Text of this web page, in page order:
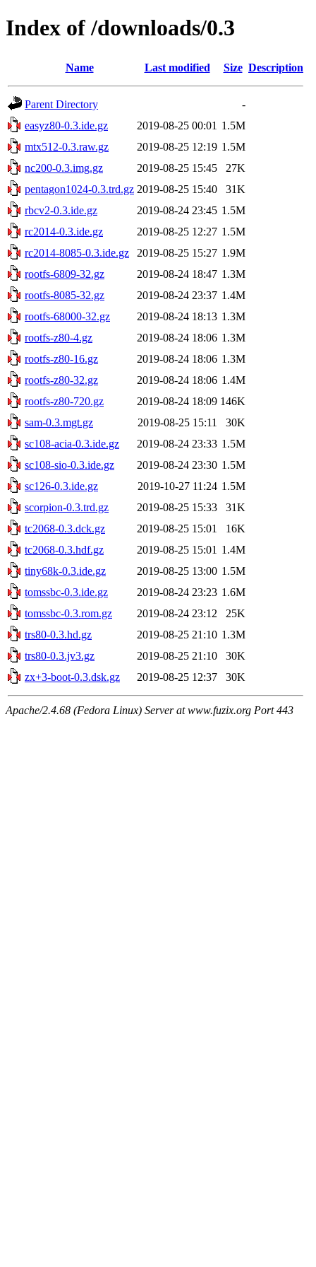
Index of /downloads/0.3
Name Last modified Size Description
Parent Directory
-
easyz80-0.3.ide.gz
2019-08-25 00:01 1.5M
mtx512-0.3.raw.gz
2019-08-25 12:19 1.5M
nc200-0.3.img.gz
2019-08-25 15:45
27K
pentagon1024-0.3.trd.gz 2019-08-25 15:40
31K
rbcv2-0.3.ide.gz
2019-08-24 23:45 1.5M
rc2014-0.3.ide.gz
2019-08-25 12:27 1.5M
rc2014-8085-0.3.ide.gz
2019-08-25 15:27 1.9M
rootfs-6809-32.gz
2019-08-24 18:47 1.3M
rootfs-8085-32.gz
2019-08-24 23:37 1.4M
rootfs-68000-32.gz
2019-08-24 18:13 1.3M
rootfs-z80-4.gz
2019-08-24 18:06 1.3M
rootfs-z80-16.gz
2019-08-24 18:06 1.3M
rootfs-z80-32.gz
2019-08-24 18:06 1.4M
rootfs-z80-720.gz
2019-08-24 18:09 146K
sam-0.3.mgt.gz
2019-08-25 15:11
30K
sc108-acia-0.3.ide.gz
2019-08-24 23:33 1.5M
sc108-sio-0.3.ide.gz
2019-08-24 23:30 1.5M
sc126-0.3.ide.gz
2019-10-27 11:24 1.5M
scorpion-0.3.trd.gz
2019-08-25 15:33
31K
tc2068-0.3.dck.gz
2019-08-25 15:01
16K
tc2068-0.3.hdf.gz
2019-08-25 15:01 1.4M
tiny68k-0.3.ide.gz
2019-08-25 13:00 1.5M
tomssbc-0.3.ide.gz
2019-08-24 23:23 1.6M
tomssbc-0.3.rom.gz
2019-08-24 23:12
25K
trs80-0.3.hd.gz
2019-08-25 21:10 1.3M
trs80-0.3.jv3.gz
2019-08-25 21:10
30K
zx+3-boot-0.3.dsk.gz
2019-08-25 12:37 30K
Apache/2.4.68 (Fedora Linux) Server at www.fuzix.org Port 443